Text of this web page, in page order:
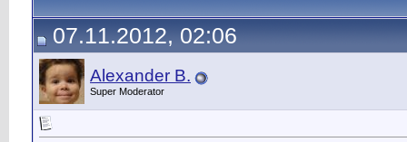
07.11.2012, 02:06
Alexander B.
Super Moderator